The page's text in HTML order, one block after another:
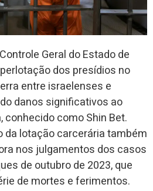
Geral do Estado de
dos presídios no
entre israelenses e
danos significativos ao
conhecido como Shin Bet.
da lotação carcerária também
nos julgamentos dos casos
de outubro de 2023, que
de mortes e ferimentos.